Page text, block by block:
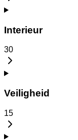
Interieur
30
Veiligheid
15